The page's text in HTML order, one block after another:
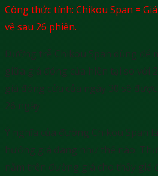
Công thức tính: Chikou Span =
về sau 26 phiên.
Đường trễ Chikou Span dùng để
giữa giá đóng của hiện tại so với
giá đóng cửa của ngày 30 sẽ
26 ngày.
Ý nghĩa của đường Chikou Span
hướng giá đang như thế nào.
nằm trên đường giá cho thấy